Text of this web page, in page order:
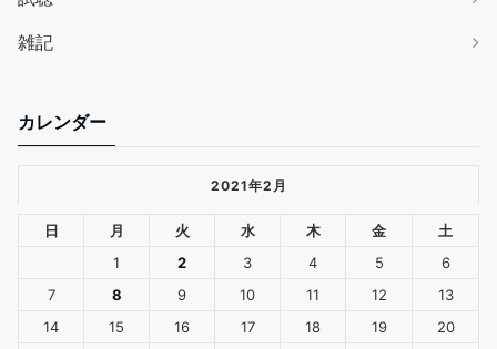
雑記
カレンダー
2021年2月
日 月 火 水 木 金
土
1
2 3 4 5
6
7
8 9 10 11 12
13
14
15 16 17 18 19
20